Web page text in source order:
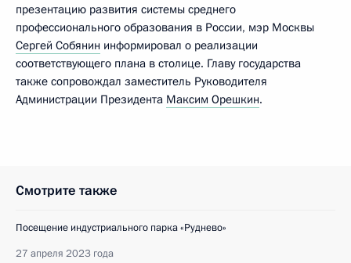
презентацию развития системы среднего
профессионального образования в России, мэр Москвы
Сергей Собянин информировал о реализации
соответствующего плана в столице. Главу государства
также сопровождал заместитель Руководителя
Администрации Президента Максим Орешкин.
Смотрите также
Посещение индустриального парка «Руднево»
27 апреля 2023 года